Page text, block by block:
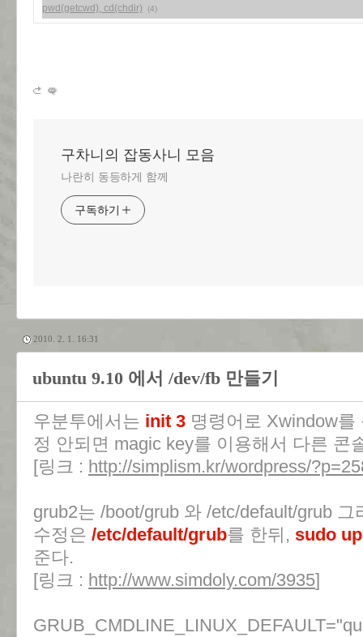
pwd(getcwd), cd(chdir) (4)
구차니의 잡동사니 모음
나란히 동등하게 함께
구독하기
2010. 2. 1. 16:31
ubuntu 9.10 에서 /dev/fb 만들기
우분투에서는 init 3 명령어로 Xwindow를
정 안되면 magic key를 이용해서 다른 콘
[링크 : http://simplism.kr/wordpress/
grub2는 /boot/grub 와 /etc/default/grub
수정은 /etc/default/grub를 한뒤, sudo
준다.
[링크 : http://www.simdoly.com/3935]